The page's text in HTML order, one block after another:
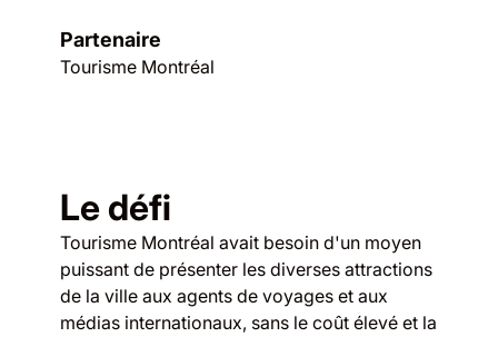
Partenaire
Tourisme Montréal
Le défi
Tourisme Montréal avait besoin d'un moyen
puissant de présenter les diverses attractions
de la ville aux agents de voyages et aux
médias internationaux, sans le coût élevé et la